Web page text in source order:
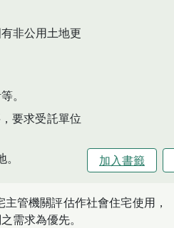
非公用土地更
。
要求受託單位
加入書籤
管機關評估作社會住宅使用，
需求為優先。